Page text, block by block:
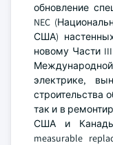
обновление
NEC
США)
новому Части
электрике,
строительства
так и в
США и
measurable